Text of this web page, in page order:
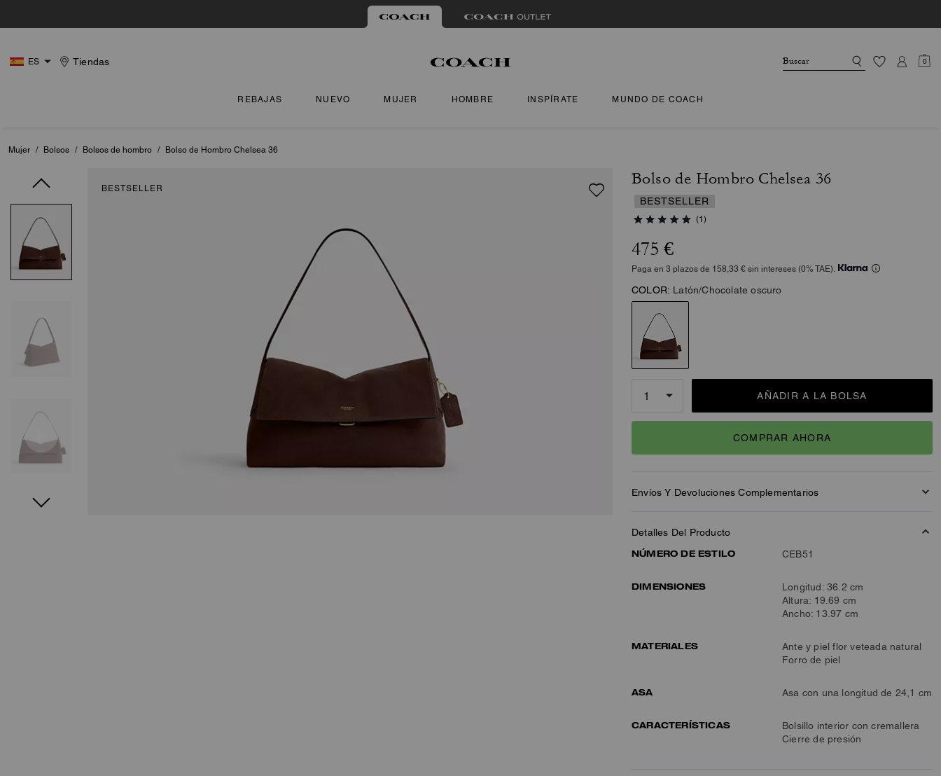
ES Tiendas 0
REBAJAS NUEVO MUJER HOMBRE INSPÍRATE MUNDO DE COACH
Mujer / Bolsos / Bolsos de hombro / Bolso de Hombro Chelsea 36
BESTSELLER
Bolso de Hombro Chelsea 36
BESTSELLER
(1)
475 €
Paga en 3 plazos de 158,33 € sin intereses (0% TAE).
COLOR: Latón/Chocolate oscuro
AÑADIR A LA BOLSA
COMPRAR AHORA
Envíos Y Devoluciones Complementarios
Detalles Del Producto
NÚMERO DE ESTILO
CEB51
DIMENSIONES
Longitud: 36.2 cm
Altura: 19.69 cm
Ancho: 13.97 cm
MATERIALES
Ante y piel flor veteada natural
Forro de piel
ASA Asa con una longitud de 24,1 cm
CARACTERÍSTICAS
Bolsillo interior con cremallera
Cierre de presión